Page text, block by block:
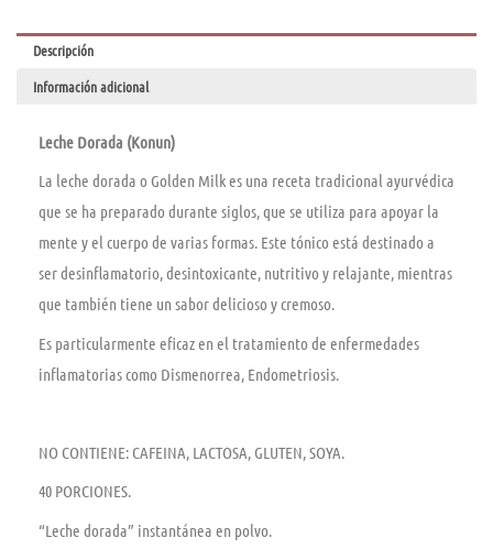
Descripción
Información adicional
Leche Dorada (Konun)
La leche dorada o Golden Milk es una receta tradicional ayurvédica
que se ha preparado durante siglos, que se utiliza para apoyar la
mente y el cuerpo de varias formas. Este tónico está destinado a
ser desinflamatorio, desintoxicante, nutritivo y relajante, mientras
que también tiene un sabor delicioso y cremoso.
Es particularmente eficaz en el tratamiento de enfermedades
inflamatorias como Dismenorrea, Endometriosis.
NO CONTIENE: CAFEINA, LACTOSA, GLUTEN, SOYA.
40 PORCIONES.
“Leche dorada” instantánea en polvo.